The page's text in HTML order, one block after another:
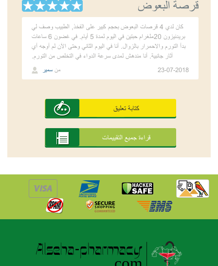
قرصة البعوض
كان لدي 4 قرصات البعوض بحجم كبير على الفخذ, الطبيب وصف لي
بريدنيزون 20ملغرام حبتين في اليوم لمدة 5 أيام. في غضون 6 ساعات
بدأ التورم والاحمرار بالزوال. أنا في اليوم الثاني وحتى الآن لم أوجه أي
آثار جانبية. أنا مندهش لمدى سرعة الدواء في التخلص من التورم.
من سمير 23-07-2018
كتابة تعليق
قراءة جميع التقييمات